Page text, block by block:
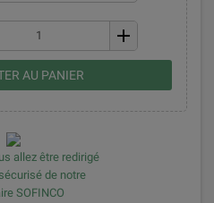
add
AU PANIER
allez être redirigé
de notre
SOFINCO